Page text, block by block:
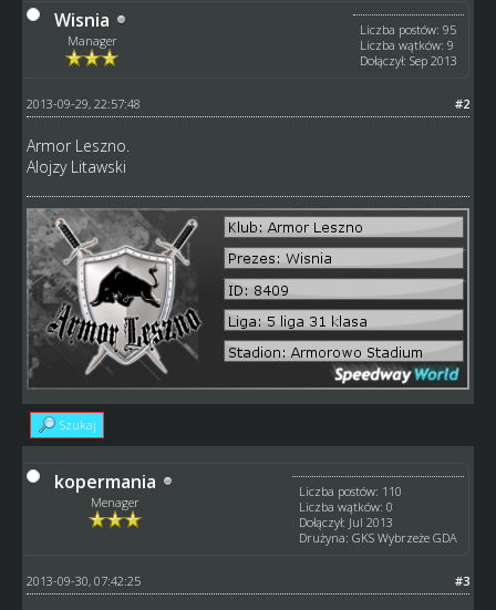
Wisnia
Manager
Liczba postów: 95
Liczba wątków: 9
Dołączył: Sep 2013
#2
2013-09-29, 22:57:48
Armor Leszno.
Alojzy Litawski
Szukaj
kopermania
Menager
Liczba postów: 110
Liczba wątków: 0
Dołączył: Jul 2013
Drużyna: GKS Wybrzeże GDA
#3
2013-09-30, 07:42:25